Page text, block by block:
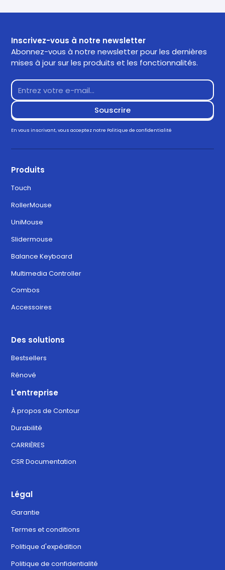
Inscrivez-vous à notre newsletter
Abonnez-vous à notre newsletter pour les dernières
mises à jour sur les produits et les fonctionnalités.
En vous inscrivant, vous acceptez notre Politique de confidentialité
Produits
Touch
RollerMouse
UniMouse
Slidermouse
Balance Keyboard
Multimedia Controller
Combos
Accessoires
Des solutions
Bestsellers
Rénové
L'entreprise
À propos de Contour
Durabilité
CARRIÈRES
CSR Documentation
Légal
Garantie
Termes et conditions
Politique d'expédition
Politique de confidentialité